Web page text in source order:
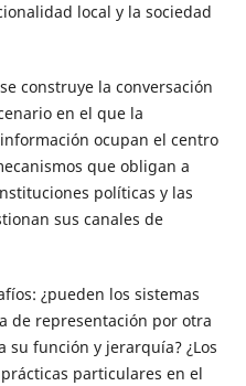
local y la sociedad
construye la conversación
en el que la
ocupan el centro
que obligan a
políticas y las
sus canales de
¿pueden los sistemas
de representación por otra
su función y jerarquía? ¿Los
particulares en el